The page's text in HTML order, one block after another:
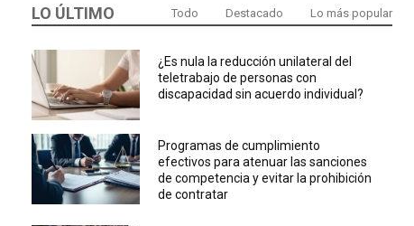
LO ÚLTIMO Todo Destacado Lo más popular
¿Es nula la reducción unilateral del
teletrabajo de personas con
discapacidad sin acuerdo individual?
Programas de cumplimiento
efectivos para atenuar las sanciones
de competencia y evitar la prohibición
de contratar